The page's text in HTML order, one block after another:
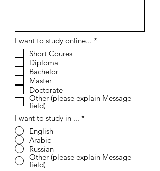
I want to study online... *
Short Coures
Diploma
Bachelor
Master
Doctorate
Other (please explain Message
field)
I want to study in ... *
English
Arabic
Russian
Other (please explain Message
field)